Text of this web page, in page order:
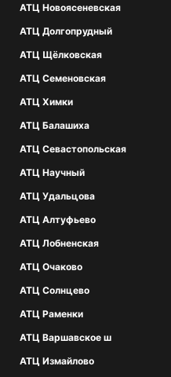
АТЦ Новоясеневская
АТЦ Долгопрудный
АТЦ Щёлковская
АТЦ Семеновская
АТЦ Химки
АТЦ Балашиха
АТЦ Севастопольская
АТЦ Научный
АТЦ Удальцова
АТЦ Алтуфьево
АТЦ Лобненская
АТЦ Очаково
АТЦ Солнцево
АТЦ Раменки
АТЦ Варшавское ш
АТЦ Измайлово